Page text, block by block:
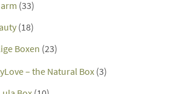
(33)
(18)
Boxen (23)
– the Natural Box (3)